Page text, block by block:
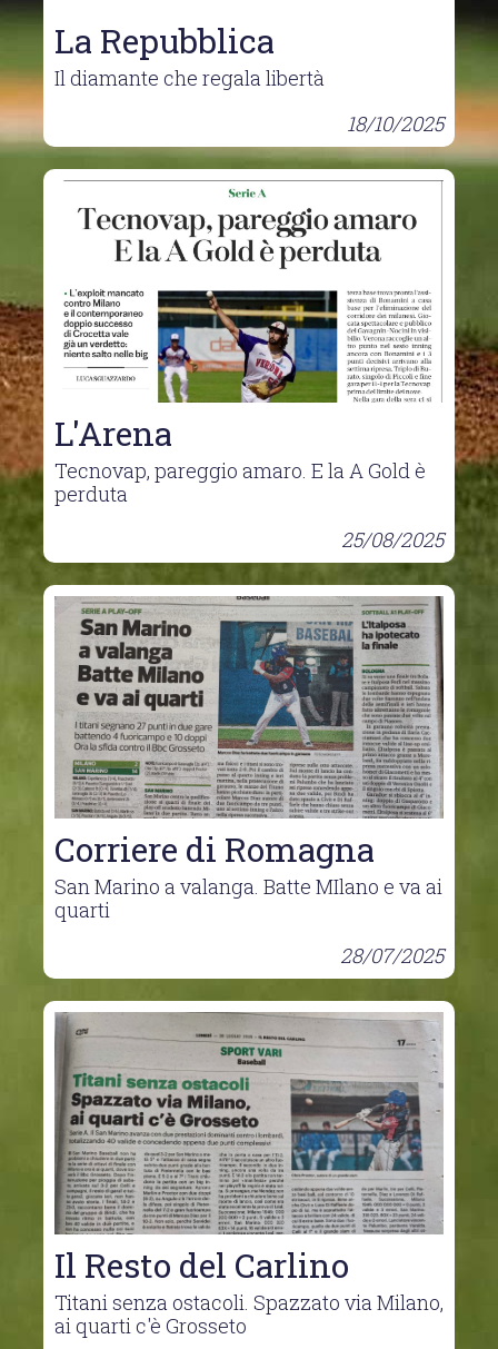
La Repubblica
Il diamante che regala libertà
18/10/2025
L'Arena
Tecnovap, pareggio amaro. E la A Gold è
perduta
25/08/2025
Corriere di Romagna
San Marino a valanga. Batte MIlano e va ai
quarti
28/07/2025
Il Resto del Carlino
Titani senza ostacoli. Spazzato via Milano,
ai quarti c'è Grosseto